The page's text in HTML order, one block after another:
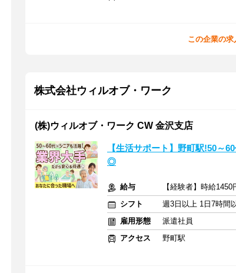
この企業の求
株式会社ウィルオブ・ワーク
(株)ウィルオブ・ワーク CW 金沢支店
【生活サポート】野町駅!50～
◎
給与
【経験者】時給
シフト
週3日以上 1日7時間
雇用形態
派遣社員
アクセス
野町駅